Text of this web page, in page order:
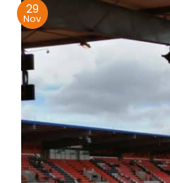
29
Nov